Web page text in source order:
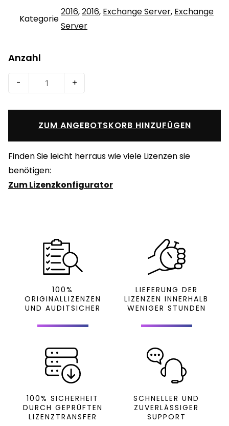
Kategorie
2016,2016, Exchange Server, Exchange
Server
Anzahl
- +
Exchange
Server
2016
Standard
ZUM ANGEBOTSKORB HINZUFÜGEN
Finden Sie leicht herraus wie viele Lizenzen sie
benötigen:
Zum Lizenzkonfigurator
100%
ORIGINALLIZENZEN
UND AUDITSICHER
LIEFERUNG DER
LIZENZEN INNERHALB
WENIGER STUNDEN
100% SICHERHEIT
DURCH GEPRÜFTEN
LIZENZTRANSFER
SCHNELLER UND
ZUVERLÄSSIGER
SUPPORT